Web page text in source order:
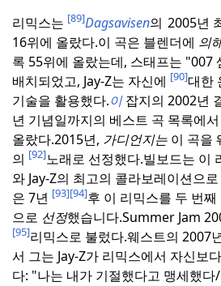
리믹스는 [89]Dagsavisen의 2005년
16위에 올랐다.이 곡은 블렌더에 의
록 55위에 올랐는데, 스태프는 "007
배치되었고, Jay-Z는 자신에 [90]대한
기술을 활용했다.이잡지의 2002년
년 기념일까지의 베스트 곡 목록에
올랐다.2015년, 가디언지는 이 곡을
의 [92]노래로 선정했다.빌보드는 이
와 Jay-Z의 최고의 콜라보레이션으로
은 7년 [93][94]후 이 리믹스를 두 번
으로 선정했습니다.Summer Jam
[95]리믹스로 불렀다.웨스트의 2007
서 그는 Jay-Z가 리믹스에서 자신보
다: "나는 내가 기절했다고 맹세했